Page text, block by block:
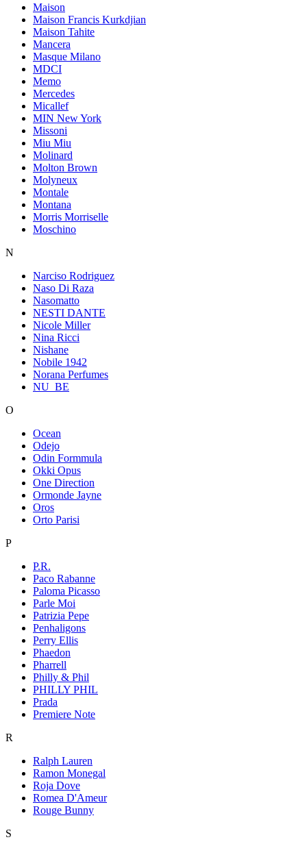
Maison
Maison Francis Kurkdjian
Maison Tahite
Mancera
Masque Milano
MDCI
Memo
Mercedes
Micallef
MIN New York
Missoni
Miu Miu
Molinard
Molton Brown
Molyneux
Montale
Montana
Morris Morriselle
Moschino
N
Narciso Rodriguez
Naso Di Raza
Nasomatto
NESTI DANTE
Nicole Miller
Nina Ricci
Nishane
Nobile 1942
Norana Perfumes
NU_BE
O
Ocean
Odejo
Odin Formmula
Okki Opus
One Direction
Ormonde Jayne
Oros
Orto Parisi
P
P.R.
Paco Rabanne
Paloma Picasso
Parle Moi
Patrizia Pepe
Penhaligons
Perry Ellis
Phaedon
Pharrell
Philly & Phil
PHILLY PHIL
Prada
Premiere Note
R
Ralph Lauren
Ramon Monegal
Roja Dove
Romea D'Ameur
Rouge Bunny
S